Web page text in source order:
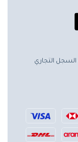
السجل التجاري